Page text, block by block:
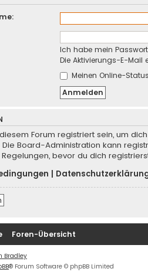
Ich habe mein
Die Aktivierungs-E-Mail
Meinen Online-
Forum registriert sein, um
Die Board-Administration kann
bevor du dich
|
Foren-Übersicht
Bradley
® Forum Software © phpBB Limited